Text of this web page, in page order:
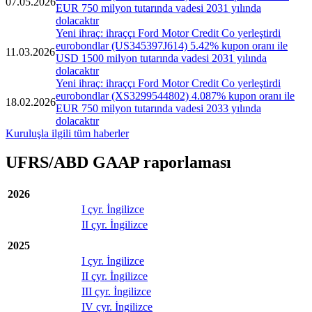
EUR 750 milyon tutarında vadesi 2031 yılında
dolacaktır
11.03.2026
Yeni ihraç: ihraççı Ford Motor Credit Co yerleştirdi
eurobondlar (US345397J614) 5.42% kupon oranı ile
USD 1500 milyon tutarında vadesi 2031 yılında
dolacaktır
18.02.2026
Yeni ihraç: ihraççı Ford Motor Credit Co yerleştirdi
eurobondlar (XS3299544802) 4.087% kupon oranı ile
EUR 750 milyon tutarında vadesi 2033 yılında
dolacaktır
Kuruluşla ilgili tüm haberler
UFRS/ABD GAAP raporlaması
2026
I çyr. İngilizce
II çyr. İngilizce
2025
I çyr. İngilizce
II çyr. İngilizce
III çyr. İngilizce
IV çyr. İngilizce